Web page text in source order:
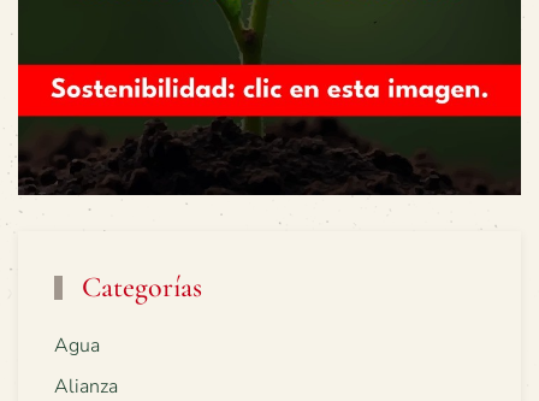
Categorías
Agua
Alianza